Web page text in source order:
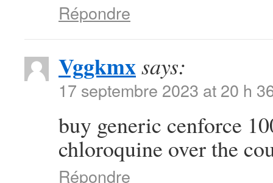
Répondre
Vggkmxsays:
17 septembre 2023 at 20 h
buy generic cenforce
chloroquine over the
Répondre